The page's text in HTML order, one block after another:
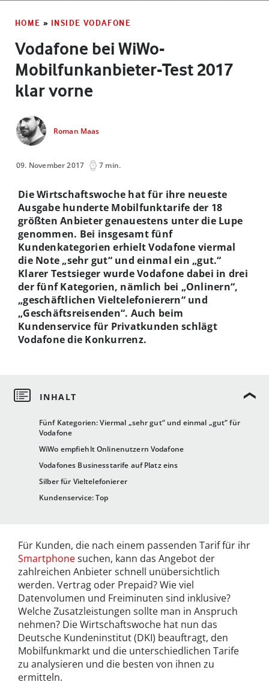
HOME » INSIDE VODAFONE
Vodafone bei WiWo-
Mobilfunkanbieter-Test 2017
klar vorne
Roman Maas
09. November 2017 7 min.
Fünf Kategorien: Viermal „sehr gut“ und einmal „gut“ für
Vodafone
WiWo empfiehlt Onlinenutzern Vodafone
Vodafones Businesstarife auf Platz eins
Silber für Vieltelefonierer
Kundenservice: Top
Die Wirtschaftswoche hat für ihre neueste
Ausgabe hunderte Mobilfunktarife der 18
größten Anbieter genauestens unter die Lupe
genommen. Bei insgesamt fünf
Kundenkategorien erhielt Vodafone viermal
die Note „sehr gut“ und einmal ein „gut.“
Klarer Testsieger wurde Vodafone dabei in drei
der fünf Kategorien, nämlich bei „Onlinern“,
„geschäftlichen Vieltelefonierern“ und
„Geschäftsreisenden“. Auch beim
Kundenservice für Privatkunden schlägt
Vodafone die Konkurrenz.
Für Kunden, die nach einem passenden Tarif für ihr
Smartphonesuchen, kann das Angebot der
zahlreichen Anbieter schnell unübersichtlich
werden. Vertrag oder Prepaid? Wie viel
Datenvolumen und Freiminuten sind inklusive?
Welche Zusatzleistungen sollte man in Anspruch
nehmen? Die Wirtschaftswoche hat nun das
Deutsche Kundeninstitut (DKI) beauftragt, den
Mobilfunkmarkt und die unterschiedlichen Tarife
zu analysieren und die besten von ihnen zu
ermitteln.